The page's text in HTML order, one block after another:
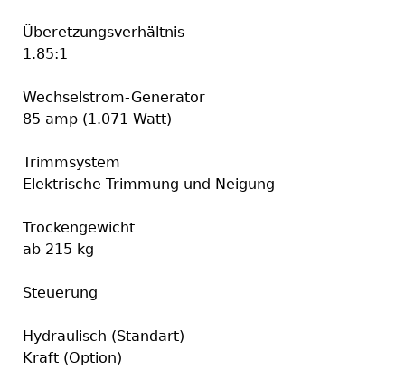
Überetzungsverhältnis
1.85:1
Wechselstrom-Generator
85 amp (1.071 Watt)
Trimmsystem
Elektrische Trimmung und Neigung
Trockengewicht
ab 215 kg
Steuerung
Hydraulisch (Standart)
Kraft (Option)